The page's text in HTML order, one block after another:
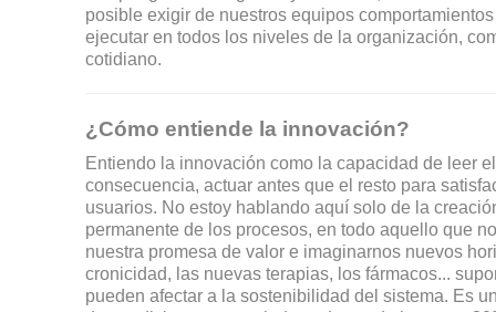
posible exigir de nuestros equipos
ejecutar en todos los niveles de la organización,
cotidiano.
¿Cómo entiende la innovación?
Entiendo la innovación como la capacidad de leer
consecuencia, actuar antes que el resto para
usuarios. No estoy hablando aquí solo de la
permanente de los procesos, en todo aquello que
nuestra promesa de valor e imaginarnos nuevos
cronicidad, las nuevas terapias, los fármacos...
pueden afectar a la sostenibilidad del sistema. Es